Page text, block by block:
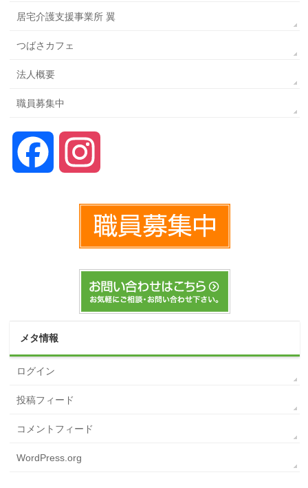
居宅介護支援事業所 翼
つばさカフェ
法人概要
職員募集中
Facebook
メタ情報
ログイン
投稿フィード
コメントフィード
WordPress.org